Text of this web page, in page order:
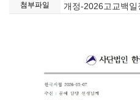
첨부파일 개정-2026고교백